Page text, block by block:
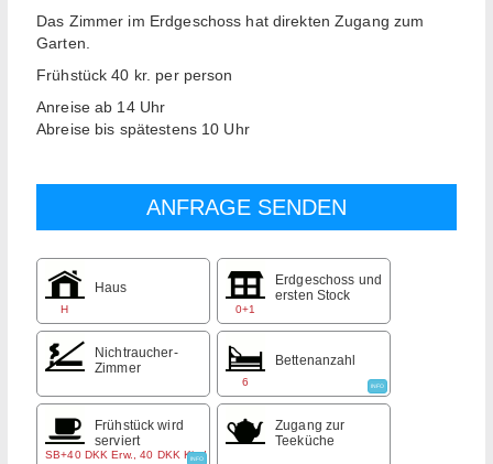
Das Zimmer im Erdgeschoss hat direkten Zugang zum
Garten.
Frühstück 40 kr. per person
Anreise ab 14 Uhr
Abreise bis spätestens 10 Uhr
H
Haus
0+1
Erdgeschoss und
ersten Stock
Nichtraucher-
Zimmer
6
Bettenanzahl
INFO
SB+40 DKK Erw., 40 DKK Kind
Frühstück wird
serviert
INFO
Zugang zur
Teeküche